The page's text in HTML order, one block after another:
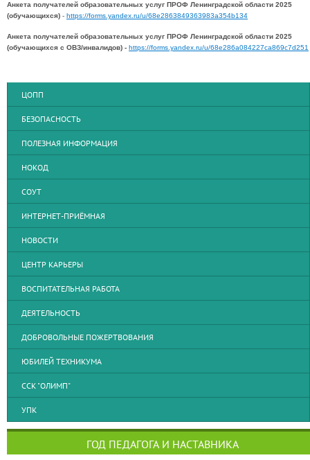
Анкета получателей образовательных услуг ПРОФ Ленинградской области 2025
(обучающихся) - https://forms.yandex.ru/u/68e2863849363983a354b134
Анкета получателей образовательных услуг ПРОФ Ленинградской области 2025
(обучающихся с ОВЗ/инвалидов) - https://forms.yandex.ru/u/68e286a084227ca869c7d251
ЦОПП
БЕЗОПАСНОСТЬ
ПОЛЕЗНАЯ ИНФОРМАЦИЯ
НОКОД
СОУТ
ИНТЕРНЕТ-ПРИЁМНАЯ
НОВОСТИ
ЦЕНТР КАРЬЕРЫ
ВОСПИТАТЕЛЬНАЯ РАБОТА
ДЕЯТЕЛЬНОСТЬ
ДОБРОВОЛЬНЫЕ ПОЖЕРТВОВАНИЯ
ЮБИЛЕЙ ТЕХНИКУМА
ССК "ОЛИМП"
УПК
ГОД ПЕДАГОГА И НАСТАВНИКА